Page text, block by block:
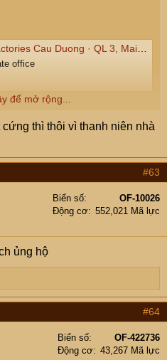
Duong · QL 3, Mai Lâm, Gia Lâm, Hà Nội
office
km, có cái chốt cứng gần đó,
e phi ra chốt ạ
Long Biên, cuk cho e địa
để mở rộng...
thì thôi vì thanh niên nhà
#63
Biển số
OF-10026
Động cơ
552,021 Mã lực
ủng hộ
#64
Biển số
OF-422736
Động cơ
43,267 Mã lực